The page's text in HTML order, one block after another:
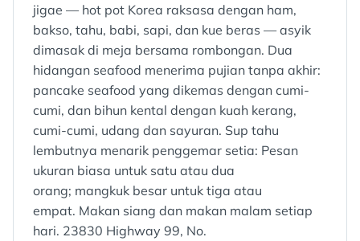
jigae — hot pot Korea raksasa dengan ham,
bakso, tahu, babi, sapi, dan kue beras — asyik
dimasak di meja bersama rombongan. Dua
hidangan seafood menerima pujian tanpa akhir:
pancake seafood yang dikemas dengan cumi-
cumi, dan bihun kental dengan kuah kerang,
cumi-cumi, udang dan sayuran. Sup tahu
lembutnya menarik penggemar setia: Pesan
ukuran biasa untuk satu atau dua
orang; mangkuk besar untuk tiga atau
empat. Makan siang dan makan malam setiap
hari. 23830 Highway 99, No.